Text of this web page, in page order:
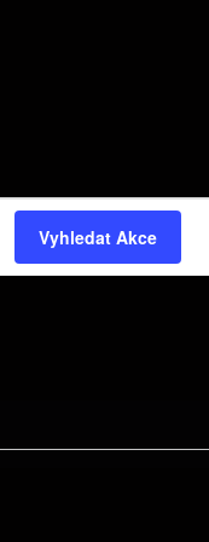
Vyhledat Akce